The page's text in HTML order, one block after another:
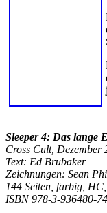
Sleeper 4: Das lange
Cross Cult, Dezember
Text: Ed Brubaker
Zeichnungen: Sean
144 Seiten, farbig,
ISBN 978-3-936480-